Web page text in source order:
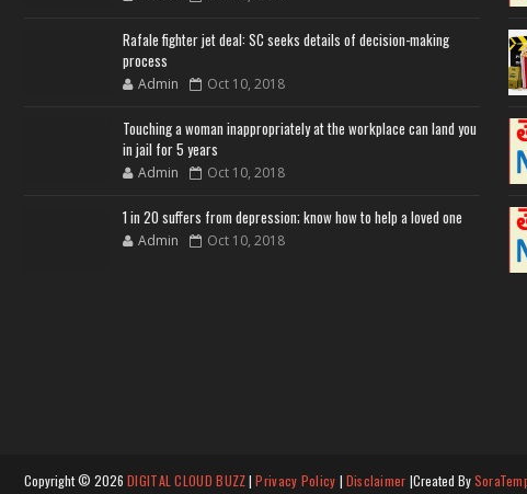
Rafale fighter jet deal: SC seeks details of decision-making
process
Admin Oct 10, 2018
Touching a woman inappropriately at the workplace can land you
in jail for 5 years
Admin Oct 10, 2018
1 in 20 suffers from depression; know how to help a loved one
Admin Oct 10, 2018
Copyright © 2026 DIGITAL CLOUD BUZZ|Privacy Policy | Disclaimer |Created By